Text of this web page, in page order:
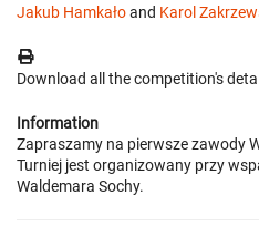
Jakub Hamkałoand Karol
Download all the competition's
Information
Zapraszamy na pierwsze zawody
Turniej jest organizowany przy
Waldemara Sochy.